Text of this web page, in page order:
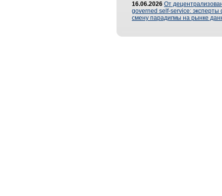
16.06.2026 От
governed self-service: эксперты
смену парадигмы на рынке